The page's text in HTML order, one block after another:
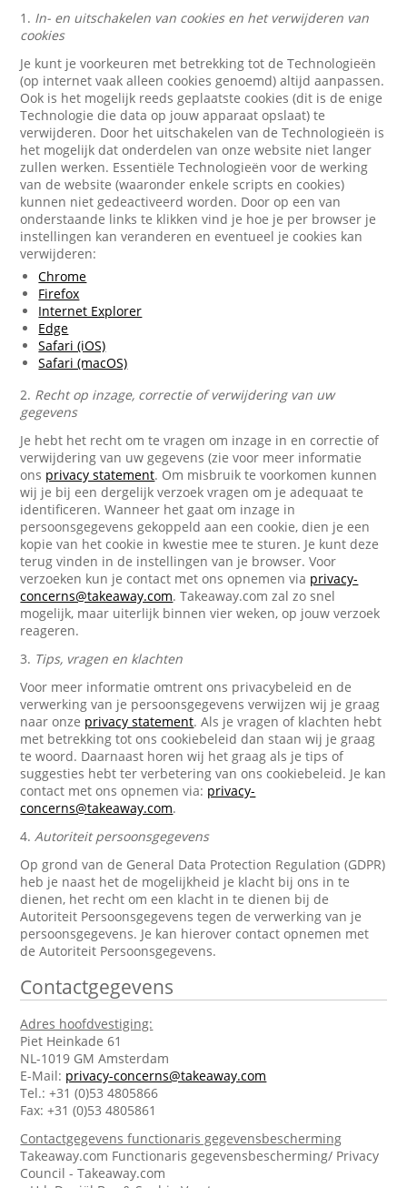
1. In- en uitschakelen van cookies en het verwijderen van
cookies
Je kunt je voorkeuren met betrekking tot de Technologieën
(op internet vaak alleen cookies genoemd) altijd aanpassen.
Ook is het mogelijk reeds geplaatste cookies (dit is de enige
Technologie die data op jouw apparaat opslaat) te
verwijderen. Door het uitschakelen van de Technologieën is
het mogelijk dat onderdelen van onze website niet langer
zullen werken. Essentiële Technologieën voor de werking
van de website (waaronder enkele scripts en cookies)
kunnen niet gedeactiveerd worden. Door op een van
onderstaande links te klikken vind je hoe je per browser je
instellingen kan veranderen en eventueel je cookies kan
verwijderen:
Chrome
Firefox
Internet Explorer
Edge
Safari (iOS)
Safari (macOS)
2. Recht op inzage, correctie of verwijdering van uw
gegevens
Je hebt het recht om te vragen om inzage in en correctie of
verwijdering van uw gegevens (zie voor meer informatie
ons privacy statement. Om misbruik te voorkomen kunnen
wij je bij een dergelijk verzoek vragen om je adequaat te
identificeren. Wanneer het gaat om inzage in
persoonsgegevens gekoppeld aan een cookie, dien je een
kopie van het cookie in kwestie mee te sturen. Je kunt deze
terug vinden in de instellingen van je browser. Voor
verzoeken kun je contact met ons opnemen via privacy-
concerns@takeaway.com. Takeaway.com zal zo snel
mogelijk, maar uiterlijk binnen vier weken, op jouw verzoek
reageren.
3. Tips, vragen en klachten
Voor meer informatie omtrent ons privacybeleid en de
verwerking van je persoonsgegevens verwijzen wij je graag
naar onze privacy statement. Als je vragen of klachten hebt
met betrekking tot ons cookiebeleid dan staan wij je graag
te woord. Daarnaast horen wij het graag als je tips of
suggesties hebt ter verbetering van ons cookiebeleid. Je kan
contact met ons opnemen via: privacy-
concerns@takeaway.com.
4.Autoriteit persoonsgegevens
Op grond van de General Data Protection Regulation (GDPR)
heb je naast het de mogelijkheid je klacht bij ons in te
dienen, het recht om een klacht in te dienen bij de
Autoriteit Persoonsgegevens tegen de verwerking van je
persoonsgegevens. Je kan hierover contact opnemen met
de Autoriteit Persoonsgegevens.
Contactgegevens
Adres hoofdvestiging:
Piet Heinkade 61
NL-1019 GM Amsterdam
E-Mail: privacy-concerns@takeaway.com
Tel.: +31 (0)53 4805866
Fax: +31 (0)53 4805861
Contactgegevens functionaris gegevensbescherming
Takeaway.com Functionaris gegevensbescherming/ Privacy
Council - Takeaway.com